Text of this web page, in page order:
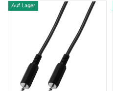
Auf Lager